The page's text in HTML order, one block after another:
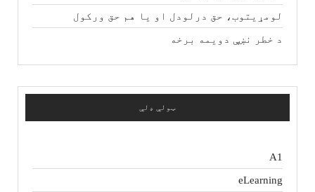
لومړیتوب، حق درلودل او یا هم حق ورکول
د خطر نښې دویمه برخه
ټولې ډلې
A1
eLearning